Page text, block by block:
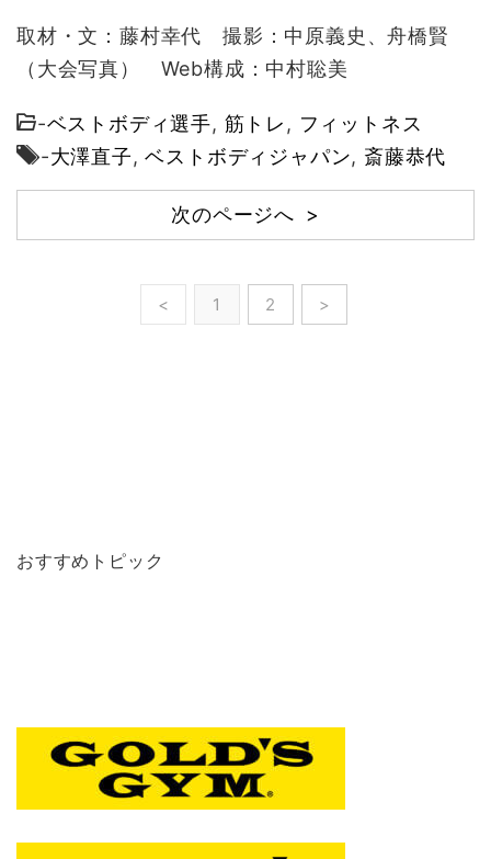
取材・文：藤村幸代 撮影：中原義史、舟橋賢
（大会写真） Web構成：中村聡美
-ベストボディ選手, 筋トレ, フィットネス
-大澤直子,ベストボディジャパン, 斎藤恭代
次のページへ >
< 1 2 >
おすすめトピック